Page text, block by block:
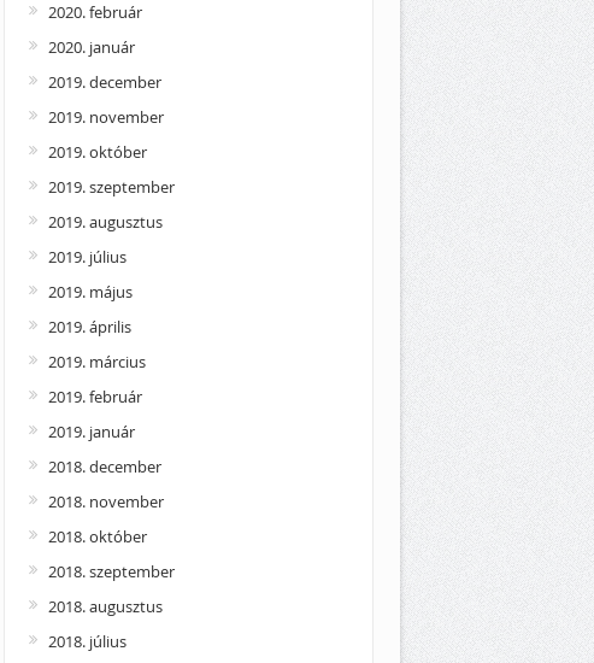
2020. február
2020. január
2019. december
2019. november
2019. október
2019. szeptember
2019. augusztus
2019. július
2019. május
2019. április
2019. március
2019. február
2019. január
2018. december
2018. november
2018. október
2018. szeptember
2018. augusztus
2018. július